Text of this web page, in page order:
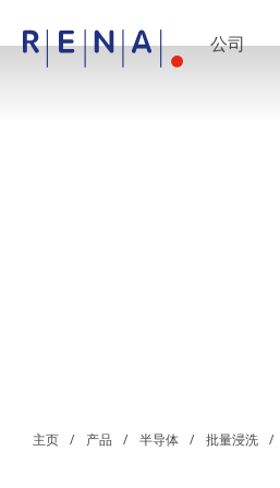
公司
绿色能源
Wafer Batch
主页 产品 半导体 批量浸洗